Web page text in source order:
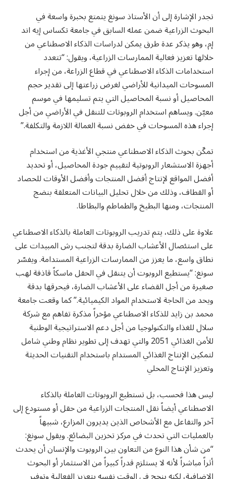
تجدر الإشارة إلى أن الأستاذ سونغ يتمتع بخبرة واسعة في
البحوث الزراعية ضمن عمله السابق في جامعة تكساس إيه اند
إم، وهو يذكر عدة طرق يمكن لدراسات الذكاء الاصطناعي من
خلالها تعزيز فعالية الممارسات الزراعية، ويقول: “تتعدد
استخدامات الذكاء الاصطناعي في قطاع الزراعة، من إجراء
المسوحات الميدانية للأراضي لغرض زراعتها إلى تقدير حجم
المحاصيل أو نسبة المحاصيل التي يتم تسليمها في موسم
معيّن. ويساهم استخدام الروبوتات للتنقل في الأراضي من أجل
إجراء هذه المسوحات في خفض نسبة العمالة اللازمة والتكلفة.”
تمكّن بحوث الذكاء الاصطناعي منتجي الأغذية من استخدام
أجهزة الاستشعار الروبوتية لتقييم جودة المحاصيل، أو تحديد
أفضل المواقع لإنتاج أفضل المنتجات وأفضل الأوقات للحصاد
أو القطاف، وذلك من خلال تحليل البيانات المتعلقة بنضج
المنتجات، ومنها البطيخ والطماطم والبطاطا.
علاوة على ذلك، يتم تدريب الروبوتات العاملة بالذكاء الاصطناعي
على استئصال الأعشاب الضارة بدقة لتجنب رش المبيدات على
نطاق واسع، ما يعزز من الممارسات الزراعية المستدامة. ويفسّر
سونغ: “يستطيع الروبوت أن يتنقل في الحقل ماسكاً قاذفة لهب
صغيرة من أجل القضاء على الأعشاب الضارة، فيحرقها بدقة
ويحد من الحاجة لاستخدام المواد الكيميائية.” كما وقعت جامعة
محمد بن زايد للذكاء الاصطناعي مؤخراً مذكرة تفاهم مع شركة
سلال للغذاء والتكنولوجيا من أجل دعم الاستراتيجية الوطنية
للأمن الغذائي 2051 والتي تهدف إلى تطوير نظام وطني شامل
لتمكين الإنتاج الغذائي المستدام باستخدام التقنيات الحديثة
وتعزيز الإنتاج المحلي
ليس هذا فحسب، بل تستطيع الروبوتات العاملة بالذكاء
الاصطناعي أيضاً نقل المنتجات الزراعية من حقل أو مستودع إلى
آخر والتفاعل مع الأشخاص الذين يديرون المزارع، شبيهاً
بالعمليات التي تحدث في مركز تخزين البضائع. ويقول سونغ:
“من شأن هذا النوع من التعاون بين الروبوت والإنسان أن يحدث
أثراً مباشراً لأنه لا يستلزم قدراً كبيراً من الاستثمار أو البحوث